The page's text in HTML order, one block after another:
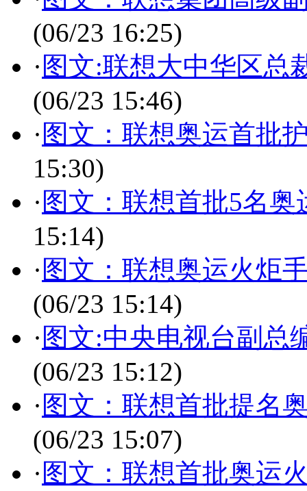
(06/23 16:25)
· 图文:联想大中华区总
(06/23 15:46)
· 图文：联想奥运首批
15:30)
· 图文：联想首批5名
15:14)
· 图文：联想奥运火炬
(06/23 15:14)
· 图文:中央电视台副总
(06/23 15:12)
· 图文：联想首批提名
(06/23 15:07)
· 图文：联想首批奥运